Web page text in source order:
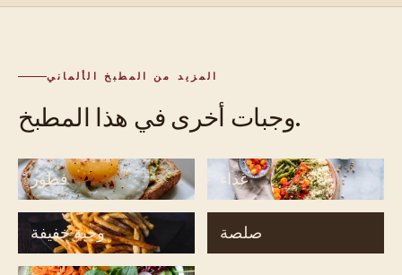
المزيد من المطبخ الألماني
وجبات أخرى في هذا المطبخ.
فطور غداء
وجبة خفيفة صلصة